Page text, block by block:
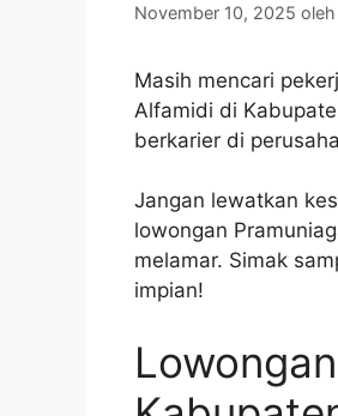
November 10, 2025 oleh
Masih mencari
Alfamidi di
berkarier di
Jangan lewatkan
lowongan
melamar. Simak
impian!